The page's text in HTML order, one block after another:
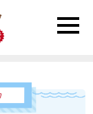
toggle